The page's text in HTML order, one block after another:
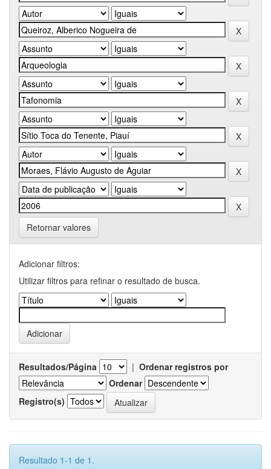
Retornar valores
Adicionar filtros:
Utilizar filtros para refinar o resultado de busca.
Resultados/Página | Ordenar registros por
Ordenar
Registro(s)
Resultado 1-1 de 1.